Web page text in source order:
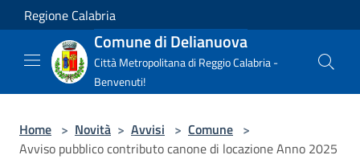
Salta al contenuto principale
Regione Calabria
Comune di Delianuova
Città Metropolitana di Reggio Calabria -
Benvenuti!
Home > Novità > Avvisi > Comune >
Avviso pubblico contributo canone di locazione Anno 2025